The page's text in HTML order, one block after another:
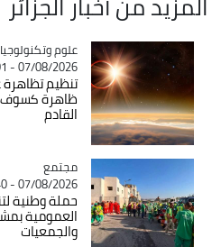
Catégorie
علوم وتكنولوجيا
07/08/2026 - 19:01
تنظيم تظاهرة
ظاهرة كسوف
القادم
Catégorie
مجتمع
07/08/2026 - 18:40
حملة وطنية
العمومية
والجمعيات